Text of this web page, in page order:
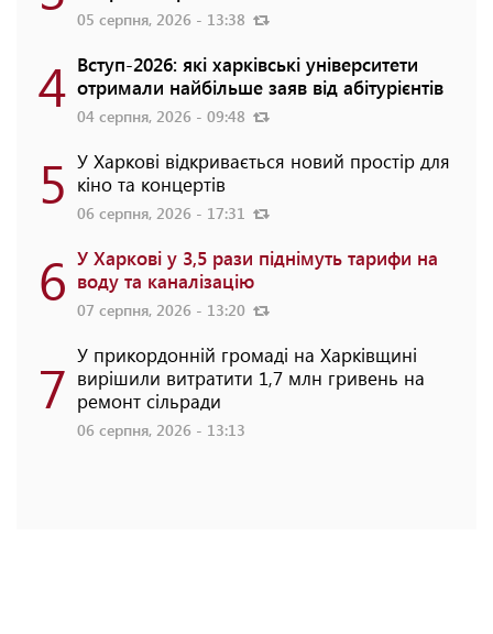
05 серпня, 2026 - 13:38
4 Вступ-2026: які харківські університети
отримали найбільше заяв від абітурієнтів
04 серпня, 2026 - 09:48
5 У Харкові відкривається новий простір для
кіно та концертів
06 серпня, 2026 - 17:31
6 У Харкові у 3,5 рази піднімуть тарифи на
воду та каналізацію
07 серпня, 2026 - 13:20
7 У прикордонній громаді на Харківщині
вирішили витратити 1,7 млн гривень на
ремонт сільради
06 серпня, 2026 - 13:13